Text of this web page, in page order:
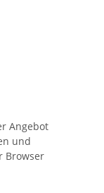
Angebot
und
Browser